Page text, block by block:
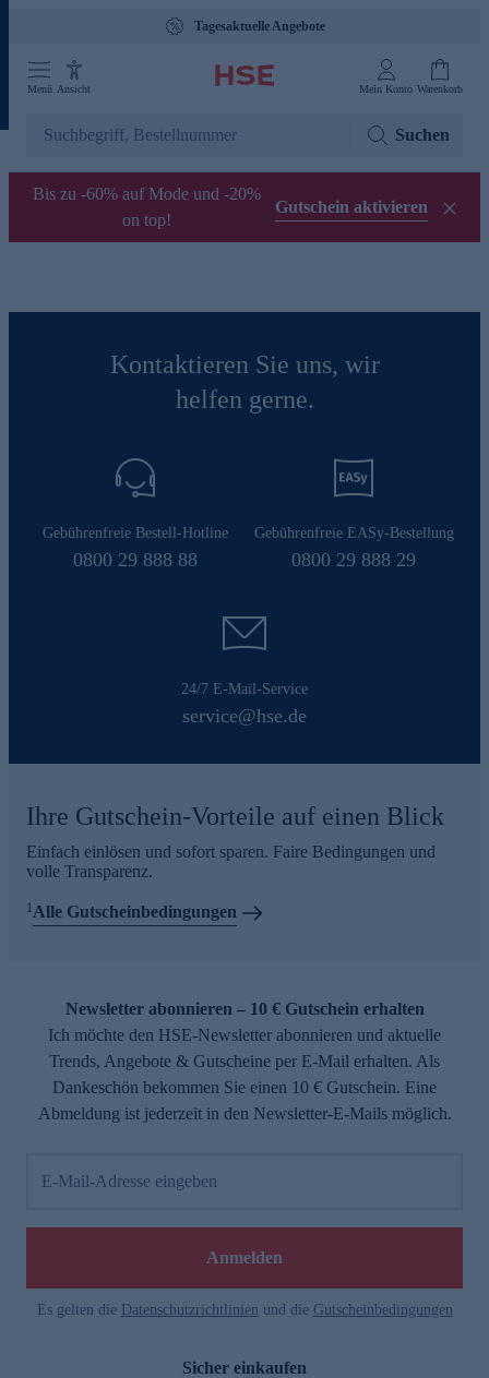
Tagesaktuelle Angebote
Menü Ansicht Mein Konto Warenkorb
Suchen
Bis zu -60% auf Mode und -20%
on top!
Gutschein aktivieren
Kontaktieren Sie uns, wir
helfen gerne.
Gebührenfreie Bestell-Hotline
0800 29 888 88
Gebührenfreie EASy-Bestellung
0800 29 888 29
24/7 E-Mail-Service
service@hse.de
Ihre Gutschein-Vorteile auf einen Blick
Einfach einlösen und sofort sparen. Faire Bedingungen und
volle Transparenz.
1Alle Gutscheinbedingungen
Newsletter abonnieren – 10 € Gutschein erhalten
Ich möchte den HSE-Newsletter abonnieren und aktuelle
Trends, Angebote & Gutscheine per E-Mail erhalten. Als
Dankeschön bekommen Sie einen 10 € Gutschein. Eine
Abmeldung ist jederzeit in den Newsletter-E-Mails möglich.
E-Mail-Adresse eingeben
Anmelden
Es gelten die Datenschutzrichtlinien und die Gutscheinbedingungen
Sicher einkaufen